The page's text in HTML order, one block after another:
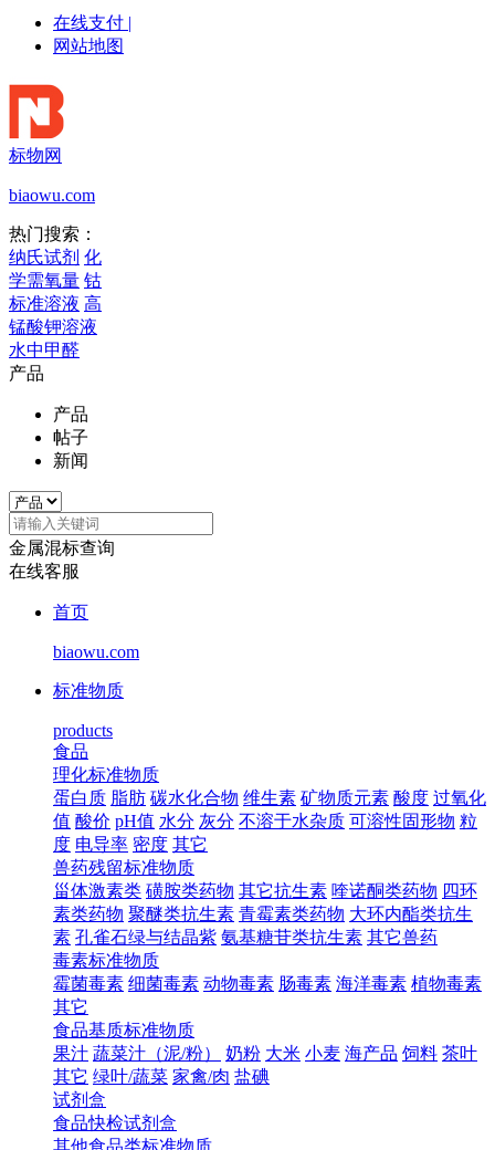
在线支付 |
网站地图
标物网
biaowu.com
热门搜索：
纳氏试剂 化
学需氧量 钴
标准溶液 高
锰酸钾溶液
水中甲醛
产品
产品
帖子
新闻
金属混标查询
在线客服
首页
biaowu.com
标准物质
products
食品
理化标准物质
蛋白质 脂肪 碳水化合物 维生素 矿物质元素 酸度 过氧化
值 酸价 pH值 水分 灰分 不溶于水杂质 可溶性固形物 粒
度 电导率 密度 其它
兽药残留标准物质
甾体激素类 磺胺类药物 其它抗生素 喹诺酮类药物 四环
素类药物 聚醚类抗生素 青霉素类药物 大环内酯类抗生
素 孔雀石绿与结晶紫 氨基糖苷类抗生素 其它兽药
毒素标准物质
霉菌毒素 细菌毒素 动物毒素 肠毒素 海洋毒素 植物毒素
其它
食品基质标准物质
果汁 蔬菜汁（泥/粉） 奶粉 大米 小麦 海产品 饲料 茶叶
其它 绿叶/蔬菜 家禽/肉 盐碘
试剂盒
食品快检试剂盒
其他食品类标准物质